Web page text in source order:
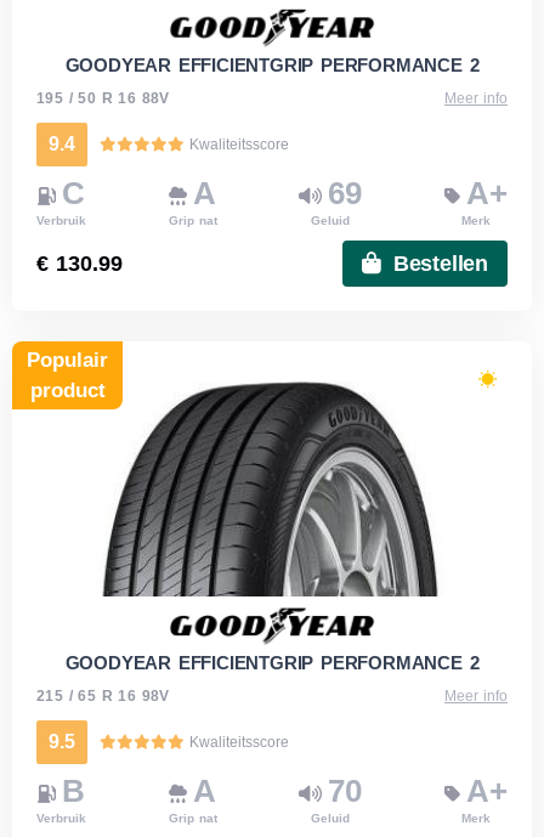
GOODYEAR EFFICIENTGRIP PERFORMANCE 2
195 / 50 R 16 88V Meer info
9.4 Kwaliteitsscore
C
Verbruik
A
Grip nat
69
Geluid
A+
Merk
€ 130.99 Bestellen
Populair
product
GOODYEAR EFFICIENTGRIP PERFORMANCE 2
215 / 65 R 16 98V Meer info
9.5 Kwaliteitsscore
B
Verbruik
A
Grip nat
70
Geluid
A+
Merk